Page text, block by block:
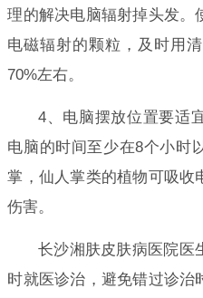
理的解决电脑辐射掉头发。
电磁辐射的颗粒，及时用
70%左右。
4、电脑摆放位置要适
电脑的时间至少在8个小时
掌，仙人掌类的植物可吸收
伤害。
长沙湘肤皮肤病医院医
时就医诊治，避免错过诊治